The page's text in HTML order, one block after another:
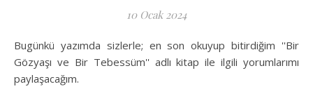
10 Ocak 2024
Bugünkü yazımda sizlerle; en son okuyup bitirdiğim ''Bir
Gözyaşı ve Bir Tebessüm'' adlı kitap ile ilgili yorumlarımı
paylaşacağım.